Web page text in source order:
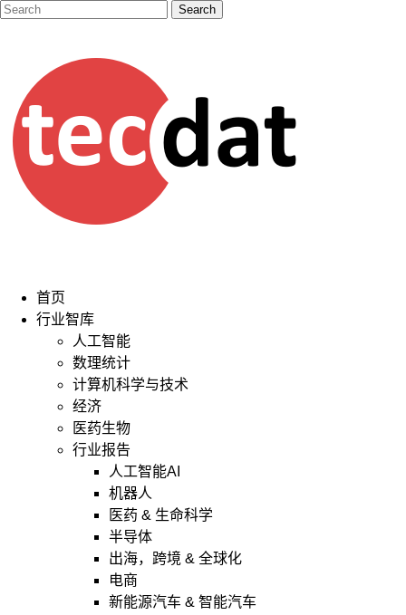
首页
行业智库
人工智能
数理统计
计算机科学与技术
经济
医药生物
行业报告
人工智能AI
机器人
医药 & 生命科学
半导体
出海，跨境 & 全球化
电商
新能源汽车 & 智能汽车